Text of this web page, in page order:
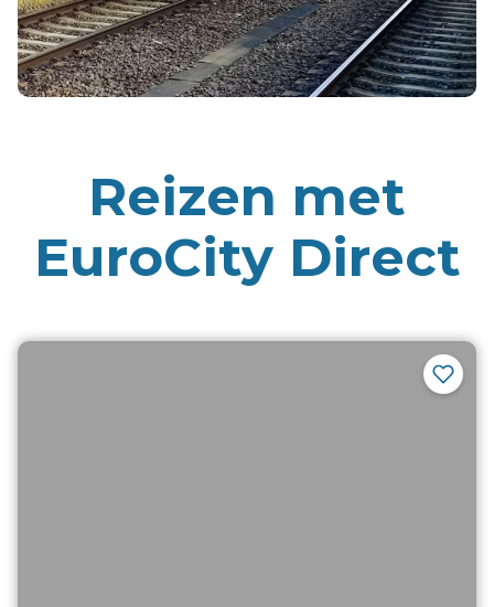
Reizen met
EuroCity Direct